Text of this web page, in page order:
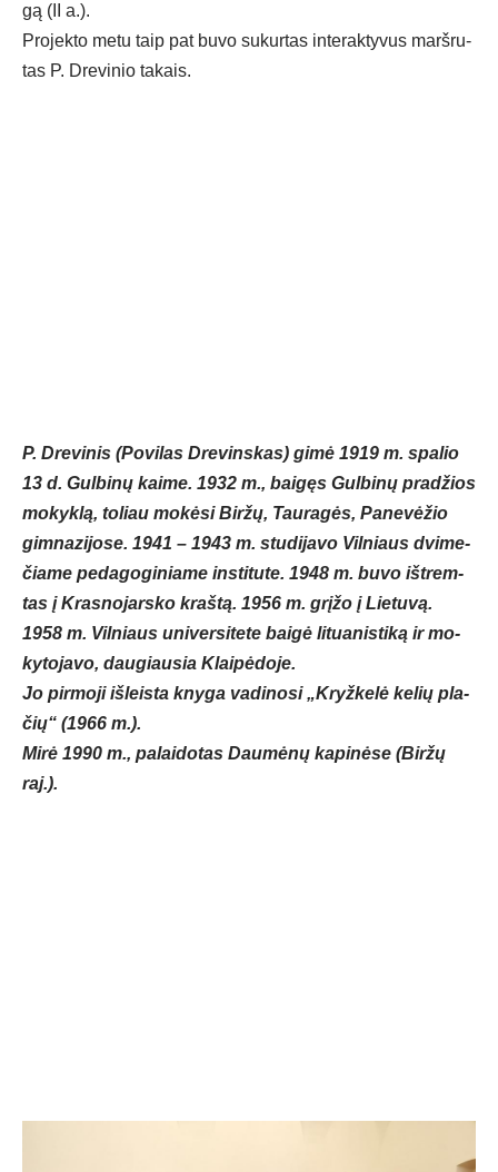
gą (II a.).
Pro­jek­to me­tu taip pat bu­vo su­kur­tas in­te­rak­ty­vus marš­ru­
tas P. Dre­vi­nio ta­kais.
P. Dre­vi­nis (Po­vi­las Dre­vins­kas) gi­mė 1919 m. spa­lio
13 d. Gul­bi­nų kai­me. 1932 m., bai­gęs Gul­bi­nų pra­džios
mo­kyk­lą, to­liau mo­kė­si Bir­žų, Tau­ra­gės, Pa­ne­vė­žio
gim­na­zi­jo­se. 1941 – 1943 m. stu­di­ja­vo Vil­niaus dvi­me­
čia­me pe­da­go­gi­nia­me ins­ti­tu­te. 1948 m. bu­vo iš­trem­
tas į Kras­no­jars­ko kraš­tą. 1956 m. grį­žo į Lie­tu­vą.
1958 m. Vil­niaus uni­ver­si­te­te bai­gė li­tua­nis­ti­ką ir mo­
ky­to­ja­vo, dau­giau­sia Klai­pė­do­je.
Jo pir­mo­ji iš­leis­ta kny­ga va­di­no­si „Kryž­ke­lė ke­lių pla­
čių“ (1966 m.).
Mi­rė 1990 m., pa­lai­do­tas Dau­mė­nų ka­pi­nė­se (Bir­žų
raj.).